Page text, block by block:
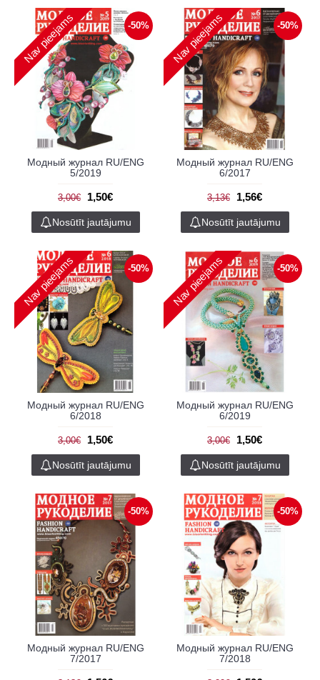
-50%
Nav pieejams
Модный журнал RU/ENG
5/2019
3,00€ 1,50€
Nosūtīt jautājumu
-50%
Nav pieejams
Модный журнал RU/ENG
6/2017
3,13€ 1,56€
Nosūtīt jautājumu
-50%
Nav pieejams
Модный журнал RU/ENG
6/2018
3,00€ 1,50€
Nosūtīt jautājumu
-50%
Nav pieejams
Модный журнал RU/ENG
6/2019
3,00€ 1,50€
Nosūtīt jautājumu
-50%
Модный журнал RU/ENG
7/2017
-50%
Модный журнал RU/ENG
7/2018